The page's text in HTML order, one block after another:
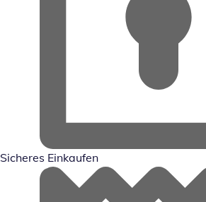
Sicheres Einkaufen